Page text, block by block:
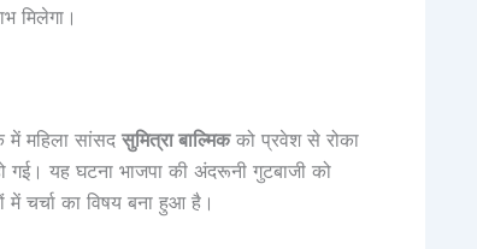
मिलेगा।
महिला सांसद सुमित्रा बाल्मिकको प्रवेश से रोका
गई। यह घटना भाजपा की अंदरूनी गुटबाजी को
में चर्चा का विषय बना हुआ है।